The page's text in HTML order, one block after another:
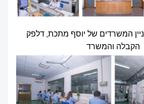
המשרדים של יוסף מתכת, דלפק
הקבלה והמשרד